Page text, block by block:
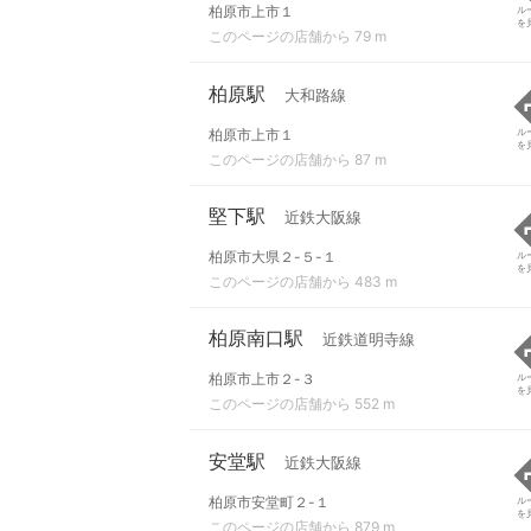
柏原市上市１
このページの店舗から 79 m
ル
を
柏原駅 大和路線
柏原市上市１
このページの店舗から 87 m
ル
を
堅下駅 近鉄大阪線
柏原市大県２-５-１
このページの店舗から 483 m
ル
を
柏原南口駅 近鉄道明寺線
柏原市上市２-３
このページの店舗から 552 m
ル
を
安堂駅 近鉄大阪線
柏原市安堂町２-１
このページの店舗から 879 m
ル
を